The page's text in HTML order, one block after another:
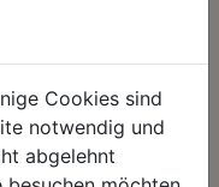
FAIRNESS
immer ist der günstigste Preis
ein guter Preis. Wir handeln
– im Hinblick auf unsere
Cookies sind
notwendig und
abgelehnt